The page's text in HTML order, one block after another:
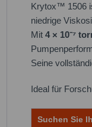
Krytox™ 1506
niedrige
Mit 4 × 10⁻⁷
Seine
Ideal für
Suchen Sie